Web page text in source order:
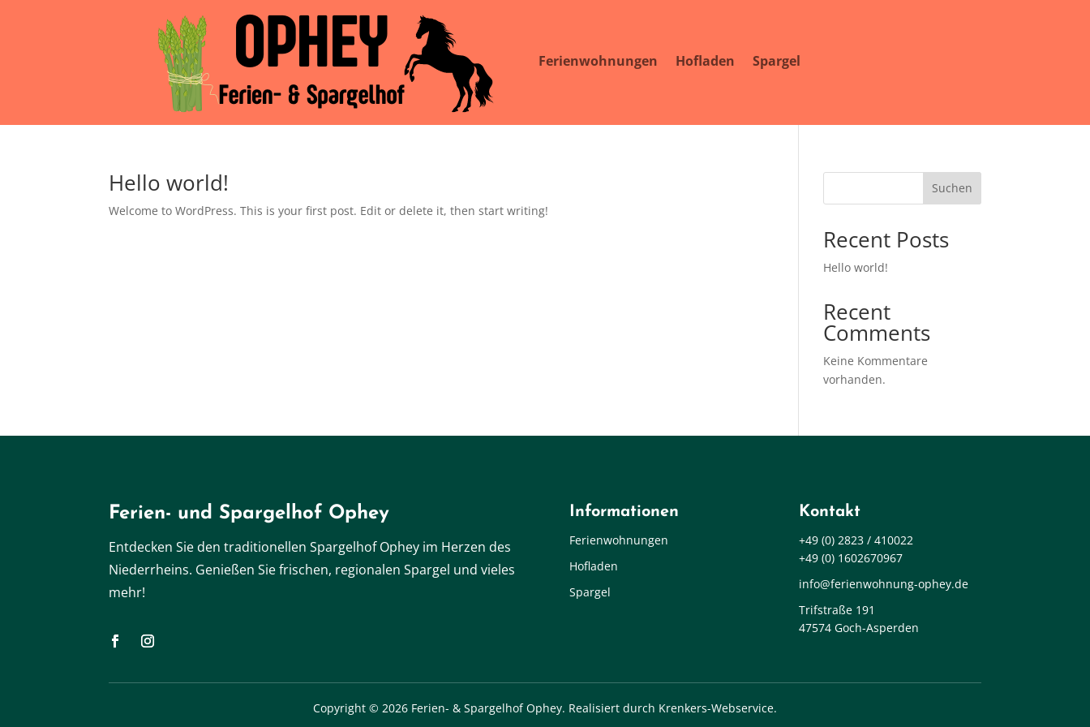
Ferienwohnungen Hofladen Spargel
Hello world!
Welcome to WordPress. This is your first post. Edit or delete it, then start writing!
Suchen
Recent Posts
Hello world!
Recent
Comments
Keine Kommentare
vorhanden.
Ferien- und Spargelhof Ophey
Entdecken Sie den traditionellenSpargelhof Ophey im Herzen des
Niederrheins. Genießen Sie frischen, regionalenSpargel und vieles
mehr!
Informationen
Ferienwohnungen
Hofladen
Spargel
Kontakt
+49 (0) 2823 / 410022
+49 (0) 1602670967
info@ferienwohnung-ophey.de
Trifstraße 191
47574 Goch-Asperden
Copyright © 2026 Ferien- & Spargelhof Ophey. Realisiert durch Krenkers-Webservice.